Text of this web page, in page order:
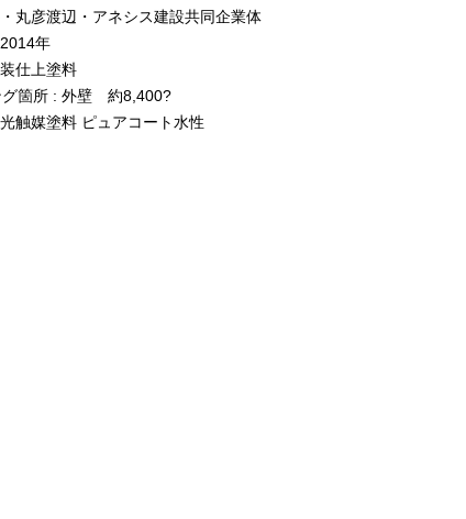
丸彦渡辺・アネシス建設共同企業体
年
仕上塗料
グ箇所 : 外壁 約8,400?
触媒塗料 ピュアコート水性